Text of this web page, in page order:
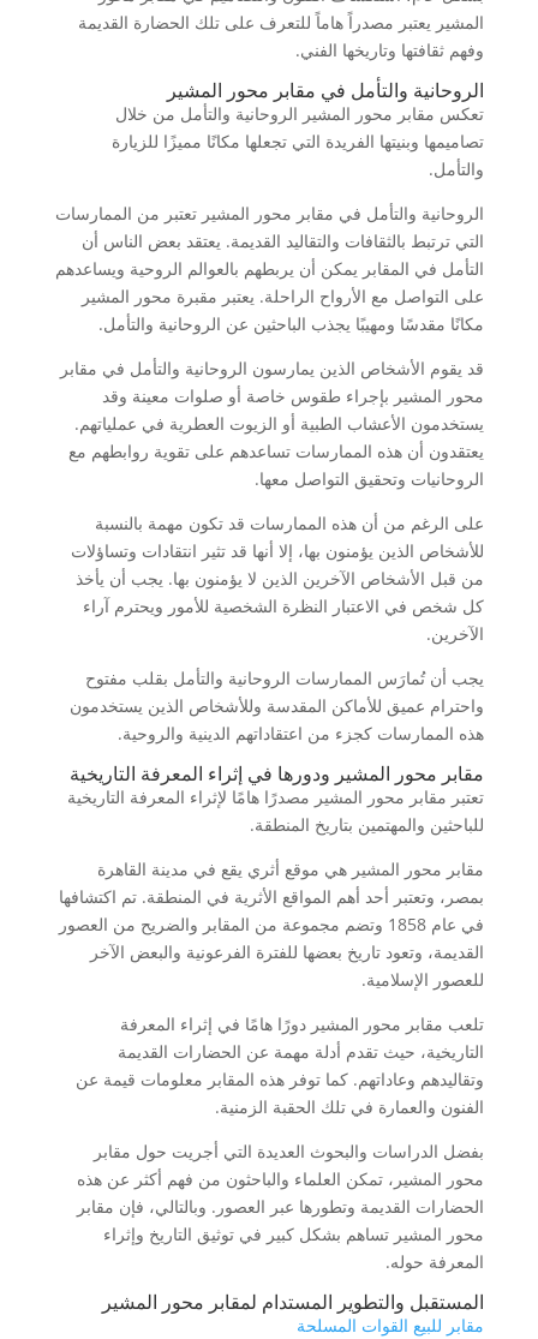
المشير يعتبر مصدراً هاماً للتعرف على تلك الحضارة القديمة
وفهم ثقافتها وتاريخها الفني.
الروحانية والتأمل في مقابر محور المشير
تعكس مقابر محور المشير الروحانية والتأمل من خلال
تصاميمها وبنيتها الفريدة التي تجعلها مكانًا مميزًا للزيارة
والتأمل.
الروحانية والتأمل في مقابر محور المشير تعتبر من الممارسات
التي ترتبط بالثقافات والتقاليد القديمة. يعتقد بعض الناس أن
التأمل في المقابر يمكن أن يربطهم بالعوالم الروحية ويساعدهم
على التواصل مع الأرواح الراحلة. يعتبر مقبرة محور المشير
مكانًا مقدسًا ومهيبًا يجذب الباحثين عن الروحانية والتأمل.
قد يقوم الأشخاص الذين يمارسون الروحانية والتأمل في مقابر
محور المشير بإجراء طقوس خاصة أو صلوات معينة وقد
يستخدمون الأعشاب الطبية أو الزيوت العطرية في عملياتهم.
يعتقدون أن هذه الممارسات تساعدهم على تقوية روابطهم مع
الروحانيات وتحقيق التواصل معها.
على الرغم من أن هذه الممارسات قد تكون مهمة بالنسبة
للأشخاص الذين يؤمنون بها، إلا أنها قد تثير انتقادات وتساؤلات
من قبل الأشخاص الآخرين الذين لا يؤمنون بها. يجب أن يأخذ
كل شخص في الاعتبار النظرة الشخصية للأمور ويحترم آراء
الآخرين.
يجب أن تُمارَس الممارسات الروحانية والتأمل بقلب مفتوح
واحترام عميق للأماكن المقدسة وللأشخاص الذين يستخدمون
هذه الممارسات كجزء من اعتقاداتهم الدينية والروحية.
مقابر محور المشير ودورها في إثراء المعرفة التاريخية
تعتبر مقابر محور المشير مصدرًا هامًا لإثراء المعرفة التاريخية
للباحثين والمهتمين بتاريخ المنطقة.
مقابر محور المشير هي موقع أثري يقع في مدينة القاهرة
بمصر، وتعتبر أحد أهم المواقع الأثرية في المنطقة. تم اكتشافها
في عام 1858 وتضم مجموعة من المقابر والضريح من العصور
القديمة، وتعود تاريخ بعضها للفترة الفرعونية والبعض الآخر
للعصور الإسلامية.
تلعب مقابر محور المشير دورًا هامًا في إثراء المعرفة
التاريخية، حيث تقدم أدلة مهمة عن الحضارات القديمة
وتقاليدهم وعاداتهم. كما توفر هذه المقابر معلومات قيمة عن
الفنون والعمارة في تلك الحقبة الزمنية.
بفضل الدراسات والبحوث العديدة التي أجريت حول مقابر
محور المشير، تمكن العلماء والباحثون من فهم أكثر عن هذه
الحضارات القديمة وتطورها عبر العصور. وبالتالي، فإن مقابر
محور المشير تساهم بشكل كبير في توثيق التاريخ وإثراء
المعرفة حوله.
المستقبل والتطوير المستدام لمقابر محور المشير
مقابر للبيع القوات المسلحة